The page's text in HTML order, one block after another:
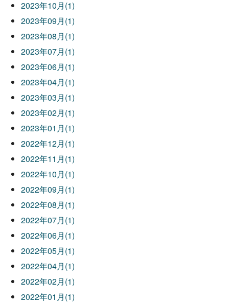
2023年10月(1)
2023年09月(1)
2023年08月(1)
2023年07月(1)
2023年06月(1)
2023年04月(1)
2023年03月(1)
2023年02月(1)
2023年01月(1)
2022年12月(1)
2022年11月(1)
2022年10月(1)
2022年09月(1)
2022年08月(1)
2022年07月(1)
2022年06月(1)
2022年05月(1)
2022年04月(1)
2022年02月(1)
2022年01月(1)